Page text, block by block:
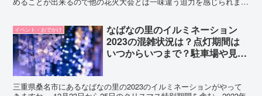
イベント・おでかけ
なばなの里のイルミネーション
2023の混雑状況は？点灯期間は
いつからいつまで？駐車場や見ど
三重県桑名市にあるなばなの里の2023のイルミネーションがやって